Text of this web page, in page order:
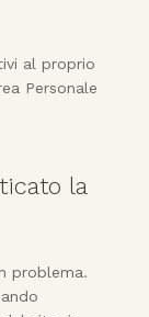
al proprio
Personale
la
problema.